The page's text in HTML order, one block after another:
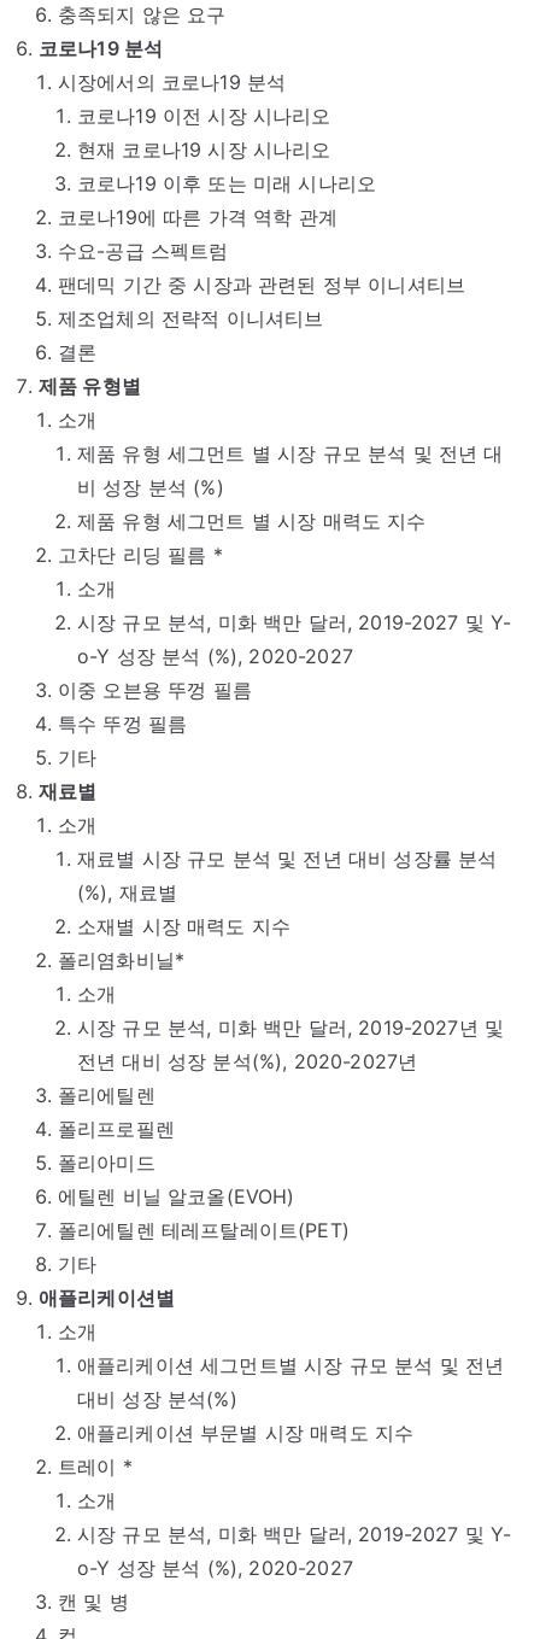
충족되지 않은 요구
코로나19 분석
시장에서의 코로나19 분석
코로나19 이전 시장 시나리오
현재 코로나19 시장 시나리오
코로나19 이후 또는 미래 시나리오
코로나19에 따른 가격 역학 관계
수요-공급 스펙트럼
팬데믹 기간 중 시장과 관련된 정부 이니셔티브
제조업체의 전략적 이니셔티브
결론
제품 유형별
소개
제품 유형 세그먼트 별 시장 규모 분석 및 전년 대
비 성장 분석 (%)
제품 유형 세그먼트 별 시장 매력도 지수
고차단 리딩 필름 *
소개
시장 규모 분석, 미화 백만 달러, 2019-2027 및 Y-
o-Y 성장 분석 (%), 2020-2027
이중 오븐용 뚜껑 필름
특수 뚜껑 필름
기타
재료별
소개
재료별 시장 규모 분석 및 전년 대비 성장률 분석
(%), 재료별
소재별 시장 매력도 지수
폴리염화비닐*
소개
시장 규모 분석, 미화 백만 달러, 2019-2027년 및
전년 대비 성장 분석(%), 2020-2027년
폴리에틸렌
폴리프로필렌
폴리아미드
에틸렌 비닐 알코올(EVOH)
폴리에틸렌 테레프탈레이트(PET)
기타
애플리케이션별
소개
애플리케이션 세그먼트별 시장 규모 분석 및 전년
대비 성장 분석(%)
애플리케이션 부문별 시장 매력도 지수
트레이 *
소개
시장 규모 분석, 미화 백만 달러, 2019-2027 및 Y-
o-Y 성장 분석 (%), 2020-2027
캔 및 병